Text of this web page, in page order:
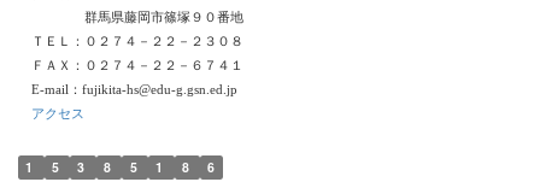
群馬県藤岡市篠塚９０番地
ＴＥＬ：０２７４－２２－２３０８
ＦＡＸ：０２７４－２２－６７４１
E-mail：fujikita-hs@edu-g.gsn.ed.jp
アクセス
1 5 3 8 5 1 8 6